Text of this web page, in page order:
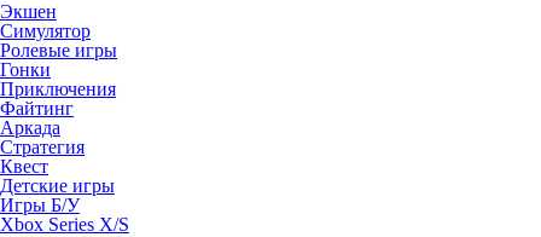
Экшен
Симулятор
Ролевые игры
Гонки
Приключения
Файтинг
Аркада
Стратегия
Квест
Детские игры
Игры Б/У
Xbox Series X/S